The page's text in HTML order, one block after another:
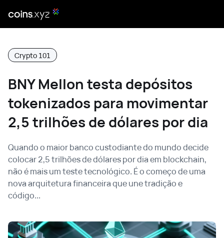
Crypto 101
BNY Mellon testa depósitos
tokenizados para movimentar
2,5 trilhões de dólares por dia
Quando o maior banco custodiante do mundo decide
colocar 2,5 trilhões de dólares por dia em blockchain,
não é mais um teste tecnológico. É o começo de uma
nova arquitetura financeira que une tradição e
código...